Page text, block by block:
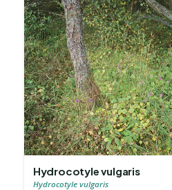
Hydrocotyle vulgaris
Hydrocotyle vulgaris